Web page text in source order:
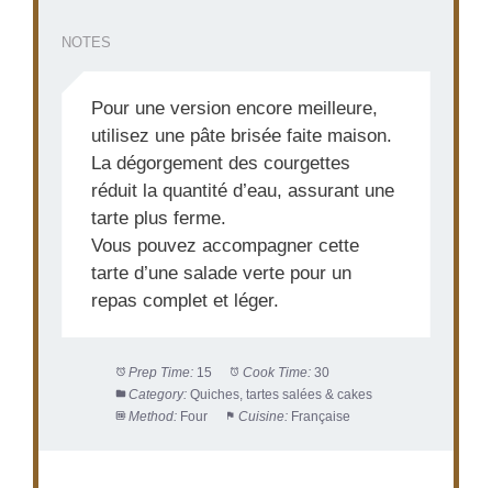
NOTES
Pour une version encore meilleure,
utilisez une pâte brisée faite maison.
La dégorgement des courgettes
réduit la quantité d’eau, assurant une
tarte plus ferme.
Vous pouvez accompagner cette
tarte d’une salade verte pour un
repas complet et léger.
Prep Time: 15 Cook Time: 30
Category: Quiches, tartes salées & cakes
Method: Four Cuisine: Française